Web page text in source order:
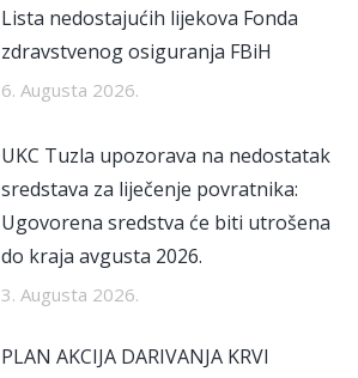
Lista nedostajućih lijekova Fonda
zdravstvenog osiguranja FBiH
6. Augusta 2026.
UKC Tuzla upozorava na nedostatak
sredstava za liječenje povratnika:
Ugovorena sredstva će biti utrošena
do kraja avgusta 2026.
3. Augusta 2026.
PLAN AKCIJA DARIVANJA KRVI